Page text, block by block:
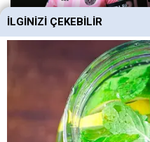
İLGINIZI ÇEKEBILIR